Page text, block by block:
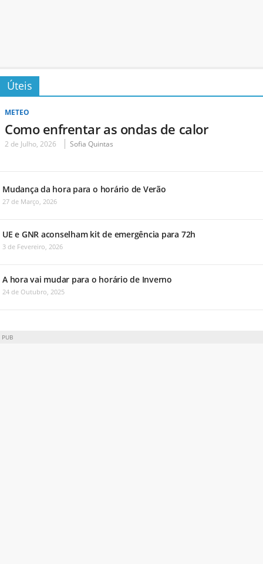
Úteis
METEO
Como enfrentar as ondas de calor
2 de Julho, 2026 Sofia Quintas
Mudança da hora para o horário de Verão
27 de Março, 2026
UE e GNR aconselham kit de emergência para 72h
3 de Fevereiro, 2026
A hora vai mudar para o horário de Inverno
24 de Outubro, 2025
PUB